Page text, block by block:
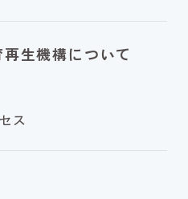
生機構について
ス